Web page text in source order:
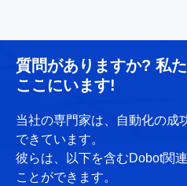
質問がありますか? 私
ここにいます!
当社の専門家は、自動化の成
できています。
彼らは、以下を含むDobot関
ことができます。